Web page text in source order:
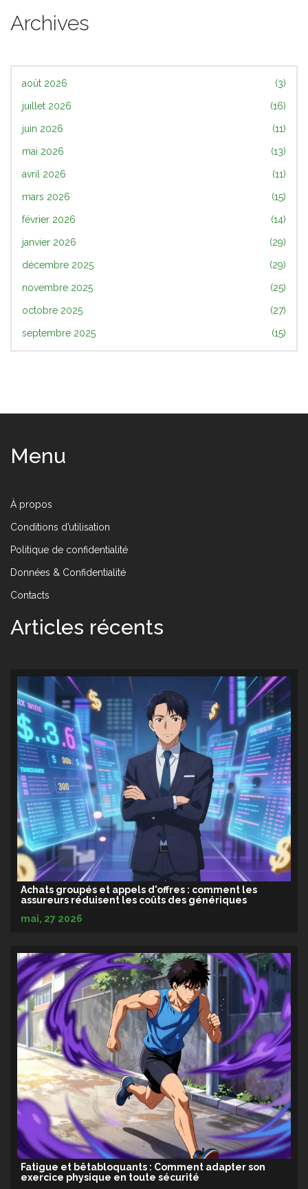
Archives
août 2026 (3)
juillet 2026 (16)
juin 2026 (11)
mai 2026 (13)
avril 2026 (11)
mars 2026 (15)
février 2026 (14)
janvier 2026 (29)
décembre 2025 (29)
novembre 2025 (25)
octobre 2025 (27)
septembre 2025 (15)
Menu
À propos
Conditions d’utilisation
Politique de confidentialité
Données & Confidentialité
Contacts
Articles récents
Achats groupés et appels d'offres : comment les
assureurs réduisent les coûts des génériques
mai, 27 2026
Fatigue et bêtabloquants : Comment adapter son
exercice physique en toute sécurité